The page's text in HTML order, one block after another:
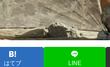
はてブ LINE